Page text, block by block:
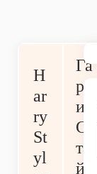
H
ar
ry
St
yl
Га
рр
и
С
та
й